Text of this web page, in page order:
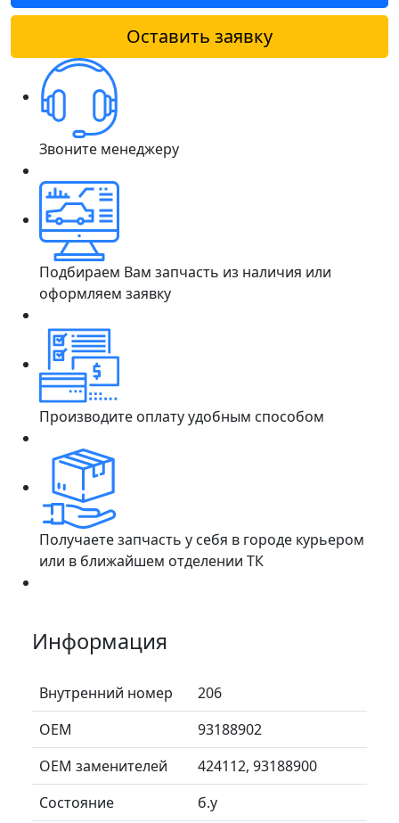
Оставить заявку
Звоните менеджеру
Подбираем Вам запчасть из наличия или
оформляем заявку
Производите оплату удобным способом
Получаете запчасть у себя в городе курьером
или в ближайшем отделении ТК
Информация
Внутренний номер
206
ОЕМ
93188902
ОЕМ заменителей
424112, 93188900
Состояние
б.у